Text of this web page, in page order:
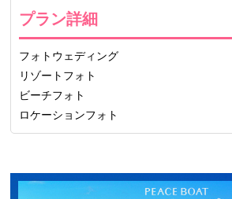
プラン詳細
フォトウェディング
リゾートフォト
ビーチフォト
ロケーションフォト